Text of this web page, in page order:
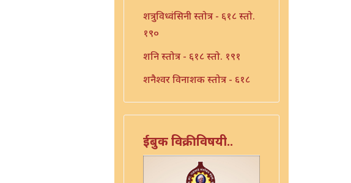
शत्रुविध्वंसिनी स्तोत्र - ६१८ स्तो.
१९०
शनि स्तोत्र - ६१८ स्तो. १९१
शनैश्वर विनाशक स्तोत्र - ६१८
शनैश्वर स्तोत्र - ६१८ स्तो. १९२
शाळग्राम स्तोत्र - ६१८ स्तो. १९५
शितला स्तोत्र - ६१८ स्तो. २२०
ईबुक विक्रीविषयी..